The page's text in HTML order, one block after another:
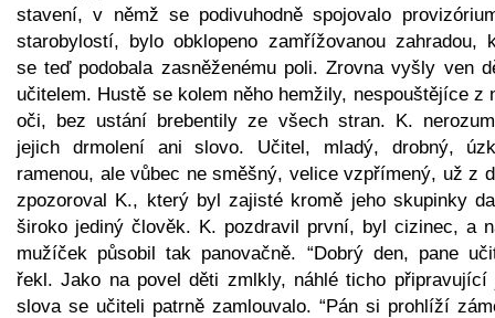
stavení, v němž se podivuhodně spojovalo
starobylostí, bylo obklopeno zamřížovanou zahradou,
se teď podobala zasněženému poli. Zrovna vyšly ven
učitelem. Hustě se kolem něho hemžily, nespouštějíce z
oči, bez ustání brebentily ze všech stran. K.
jejich drmolení ani slovo. Učitel, mladý, drobný,
ramenou, ale vůbec ne směšný, velice vzpřímený, už z
zpozoroval K., který byl zajisté kromě jeho skupinky
široko jediný člověk. K. pozdravil první, byl cizinec, a
mužíček působil tak panovačně. “Dobrý den, pane
řekl. Jako na povel děti zmlkly, náhlé ticho připravující
slova se učiteli patrně zamlouvalo. “Pán si prohlíží